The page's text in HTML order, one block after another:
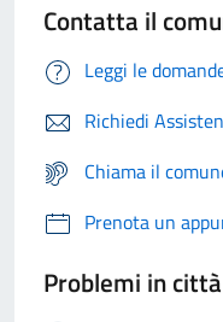
Contatta il
Leggi le
Richiedi
Chiama il
Prenota un
Problemi in città